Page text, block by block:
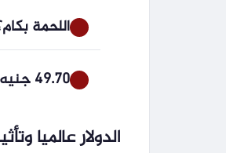
اللحمة
49.70 جنيه سعر الدولار فى البنك التجارى الدولى اليوم الخميس
الدولار عالميا